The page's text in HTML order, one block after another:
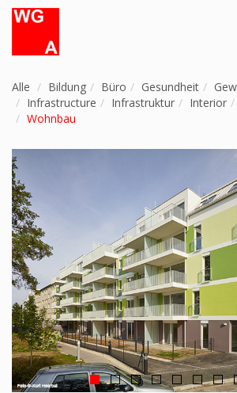
Alle Bildung Büro Gesundheit
Infrastructure
Infrastruktur Interior
Wohnbau